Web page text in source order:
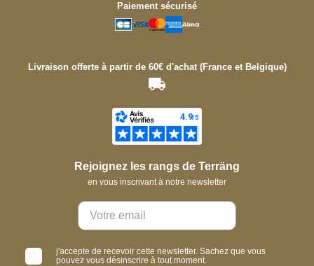
Paiement sécurisé
Livraison offerte à partir de 60€ d'achat (France et Belgique)
Rejoignez les rangs de Terräng
en vous inscrivant à notre newsletter
j'accepte de recevoir cette newsletter. Sachez que vous
pouvez vous désinscrire à tout moment.